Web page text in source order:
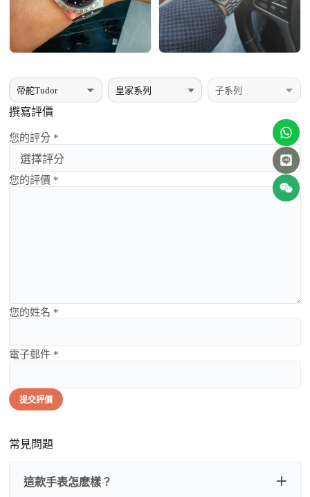
撰寫評價
您的評分 *
您的評價 *
您的姓名 *
電子郵件 *
提交評價
常見問題
這款手表怎麽樣？